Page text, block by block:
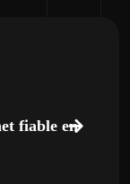
fiable en